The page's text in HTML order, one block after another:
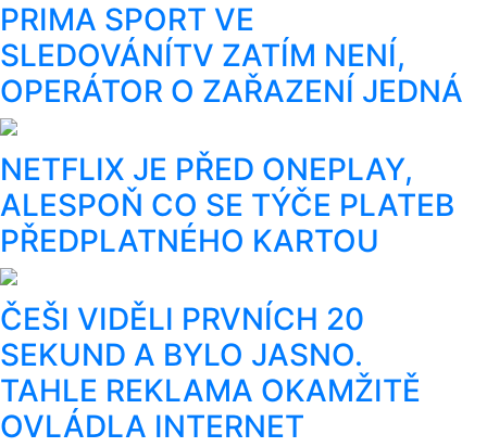
PRIMA SPORT VE
SLEDOVÁNÍTV ZATÍM NENÍ,
OPERÁTOR O ZAŘAZENÍ JEDNÁ
NETFLIX JE PŘED ONEPLAY,
ALESPOŇ CO SE TÝČE PLATEB
PŘEDPLATNÉHO KARTOU
ČEŠI VIDĚLI PRVNÍCH 20
SEKUND A BYLO JASNO.
TAHLE REKLAMA OKAMŽITĚ
OVLÁDLA INTERNET